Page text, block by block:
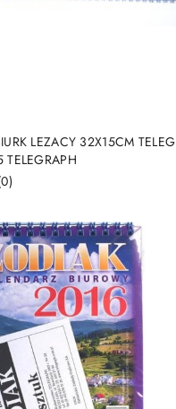
LEZACY 32X15CM TELEG
NIEDOSTĘPNY